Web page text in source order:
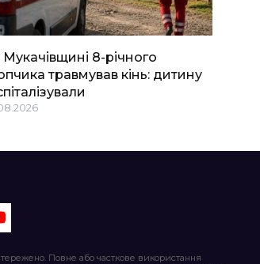
8-річного
травмував кінь: дитину
Повне або часткове використання